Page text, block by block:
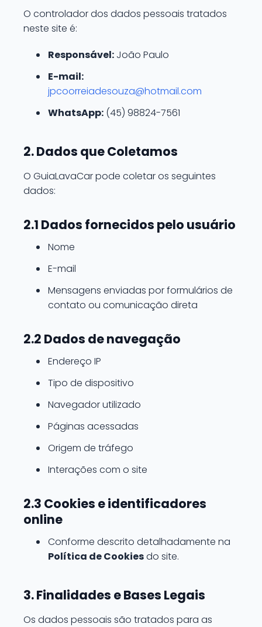
O controlador dos dados pessoais tratados
neste site é:
Responsável: João Paulo
E-mail:
jpcoorreiadesouza@hotmail.com
WhatsApp: (45) 98824-7561
2. Dados que Coletamos
O GuiaLavaCar pode coletar os seguintes
dados:
2.1 Dados fornecidos pelo usuário
Nome
E-mail
Mensagens enviadas por formulários de
contato ou comunicação direta
2.2 Dados de navegação
Endereço IP
Tipo de dispositivo
Navegador utilizado
Páginas acessadas
Origem de tráfego
Interações com o site
2.3 Cookies e identificadores
online
Conforme descrito detalhadamente na
Política de Cookiesdo site.
3. Finalidades e Bases Legais
Os dados pessoais são tratados para as